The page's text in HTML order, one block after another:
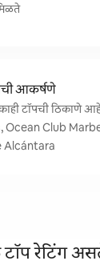
आकर्षणे
काही टॉपची ठिकाणे
Ocean Club
Alcántara
टॉप रेटिंग